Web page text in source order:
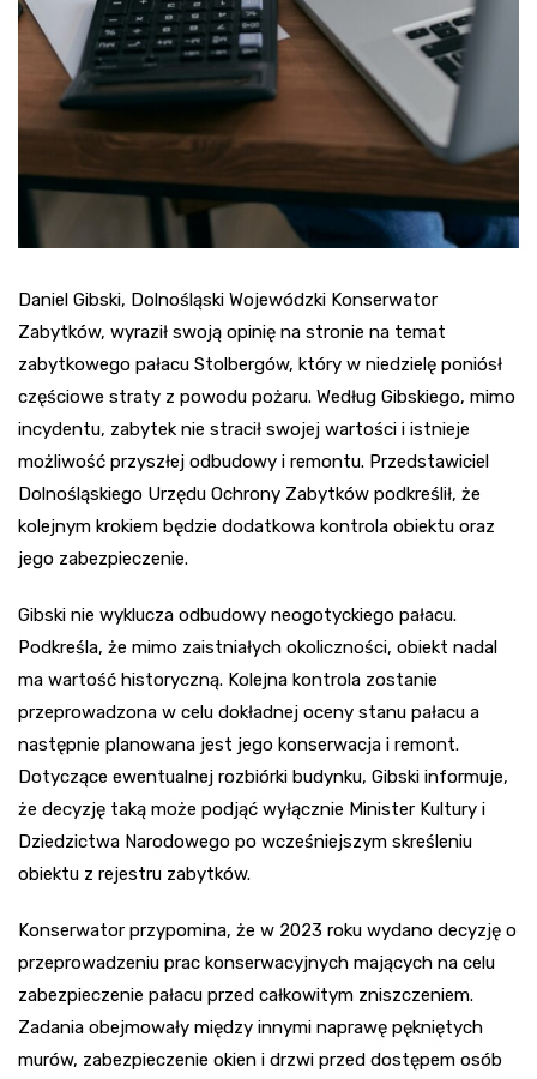
Daniel Gibski, Dolnośląski Wojewódzki Konserwator
Zabytków, wyraził swoją opinię na stronie na temat
zabytkowego pałacu Stolbergów, który w niedzielę poniósł
częściowe straty z powodu pożaru. Według Gibskiego, mimo
incydentu, zabytek nie stracił swojej wartości i istnieje
możliwość przyszłej odbudowy i remontu. Przedstawiciel
Dolnośląskiego Urzędu Ochrony Zabytków podkreślił, że
kolejnym krokiem będzie dodatkowa kontrola obiektu oraz
jego zabezpieczenie.
Gibski nie wyklucza odbudowy neogotyckiego pałacu.
Podkreśla, że mimo zaistniałych okoliczności, obiekt nadal
ma wartość historyczną. Kolejna kontrola zostanie
przeprowadzona w celu dokładnej oceny stanu pałacu a
następnie planowana jest jego konserwacja i remont.
Dotyczące ewentualnej rozbiórki budynku, Gibski informuje,
że decyzję taką może podjąć wyłącznie Minister Kultury i
Dziedzictwa Narodowego po wcześniejszym skreśleniu
obiektu z rejestru zabytków.
Konserwator przypomina, że w 2023 roku wydano decyzję o
przeprowadzeniu prac konserwacyjnych mających na celu
zabezpieczenie pałacu przed całkowitym zniszczeniem.
Zadania obejmowały między innymi naprawę pękniętych
murów, zabezpieczenie okien i drzwi przed dostępem osób